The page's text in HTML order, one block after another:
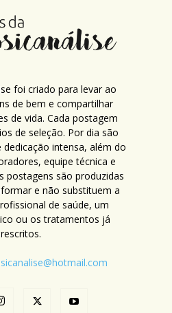
foi criado para levar ao
de bem e compartilhar
de vida. Cada postagem
de seleção. Por dia são
intensa, além do
equipe técnica e
postagens são produzidas
e não substituem a
de saúde, um
ou os tratamentos já